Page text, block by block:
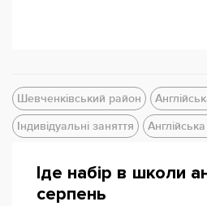
Шевченківський район
Індивідуальні заняття
Іде набір в школи
серпень